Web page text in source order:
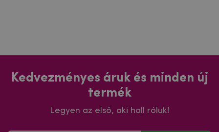
Kedvezményes áruk és minden új
termék
Legyen az első, aki hall róluk!